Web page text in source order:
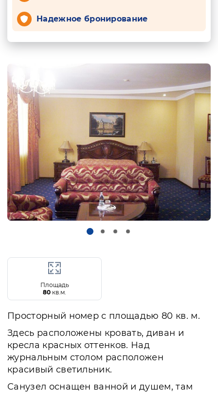
Надежное бронирование
Площадь
80 кв.м.
Просторный номер с площадью 80 кв. м.
Здесь расположены кровать, диван и
кресла красных оттенков. Над
журнальным столом расположен
красивый светильник.
Санузел оснащен ванной и душем, там